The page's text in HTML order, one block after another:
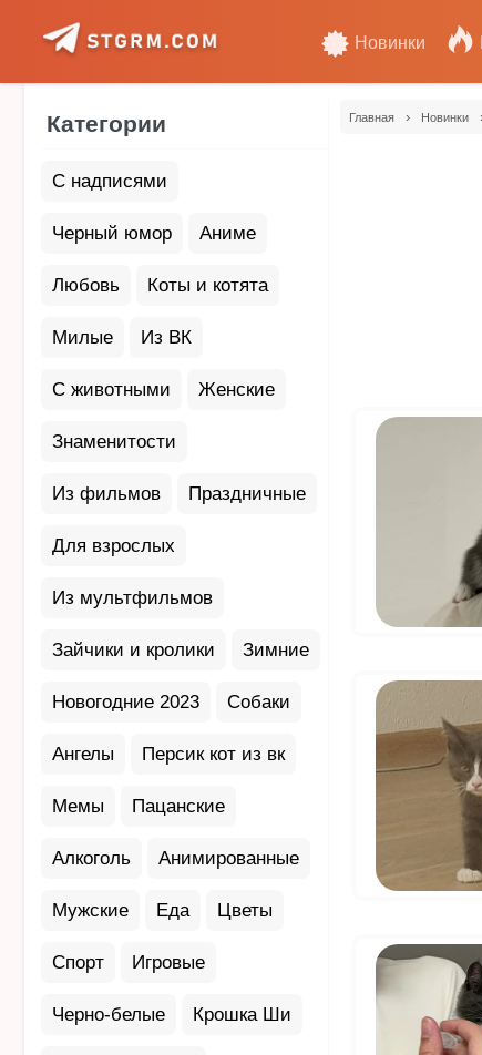
Новинки
Категории
С надписями
Черный юмор Аниме
Любовь Коты и котята
Милые Из ВК
С животными Женские
Знаменитости
Из фильмов Праздничные
Для взрослых
Из мультфильмов
Зайчики и кролики Зимние
Новогодние 2023 Собаки
Ангелы Персик кот из вк
Мемы Пацанские
Алкоголь Анимированные
Мужские Еда Цветы
Спорт Игровые
Черно-белые Крошка Ши
Главная › Новинки